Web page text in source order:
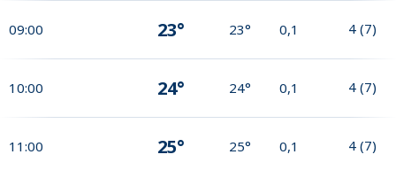
09:00 23° 23° 0,1 4 (7)
10:00 24° 24° 0,1 4 (7)
11:00 25° 25° 0,1 4 (7)